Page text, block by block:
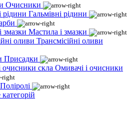
Очисники
Гальмівні рідини
Мастила і змазки
Трансмісійні оливи
Присадки
Омивачі і очисники
Поліролі